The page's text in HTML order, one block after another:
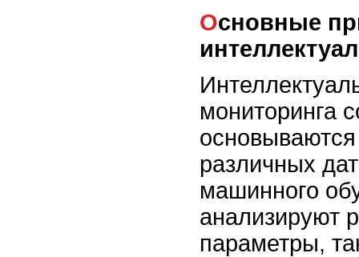
Основные принципы работы
мониторинга
различных
машинного
анализируют
параметры,